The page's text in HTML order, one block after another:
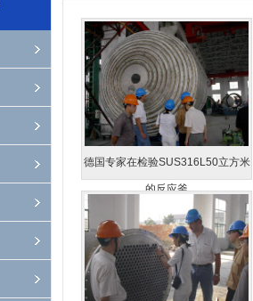
德国专家在检验SUS316L50立方米
的反应釜